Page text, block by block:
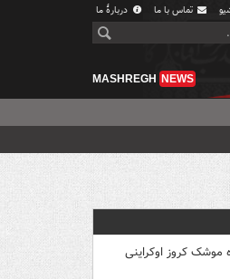
تماس با ما دربارهٔ ما
MASHREGH NEWS
موشک کروز اوکراینی